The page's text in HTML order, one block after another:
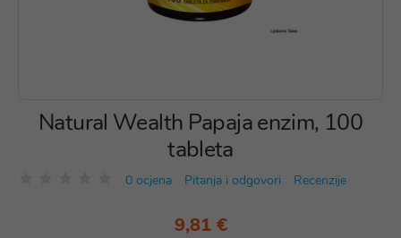
Natural Wealth Papaja enzim, 100
tableta
0 ocjena Pitanja i odgovori Recenzije
9,81 €